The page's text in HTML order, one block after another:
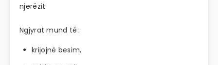
njerëzit.
Ngjyrat mund të:
krijojnë besim,